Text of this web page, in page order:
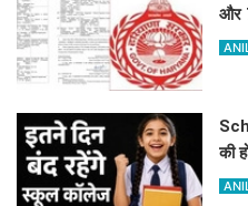
और
यहां
की